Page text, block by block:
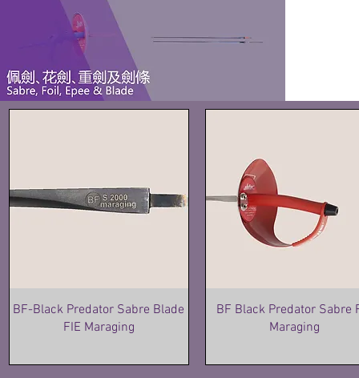
BF-Black Predator Sabre Blade
FIE Maraging
BF Black Predator Sabre
Maraging